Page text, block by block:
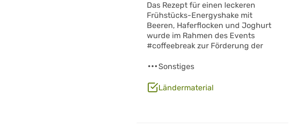
Das Rezept für einen leckeren
Frühstücks-Energyshake mit
Beeren, Haferflocken und Joghurt
wurde im Rahmen des Events
#coffeebreak zur Förderung der
Sonstiges
Ländermaterial